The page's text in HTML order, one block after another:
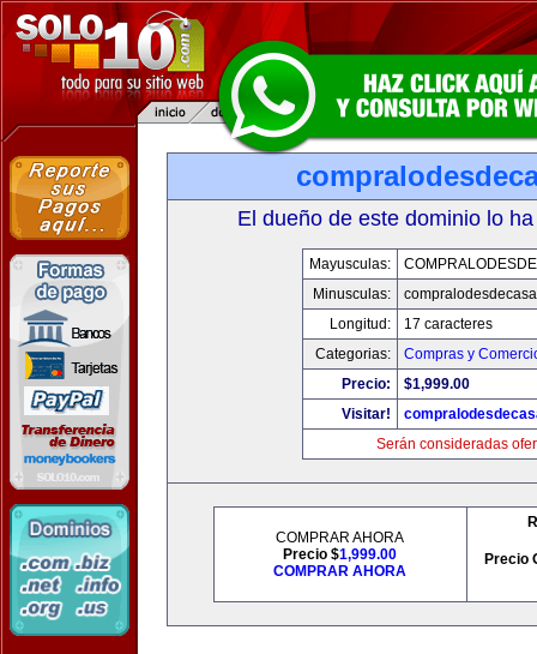
El dueño de este dominio lo
Mayusculas:
Minusculas:
Longitud:
17 caracteres
Categorias:
Compras y
Precio:
$1,999.00
Visitar!
Serán consideradas
COMPRAR AHORA
Precio $1,999.00
COMPRAR AHORA
Precio